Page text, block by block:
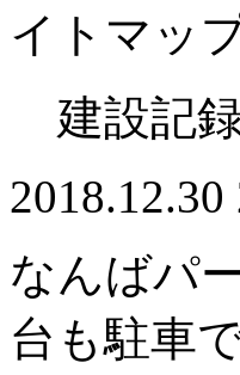
イトマッ
建設記
2018.12.30
なんばパ
台も駐車